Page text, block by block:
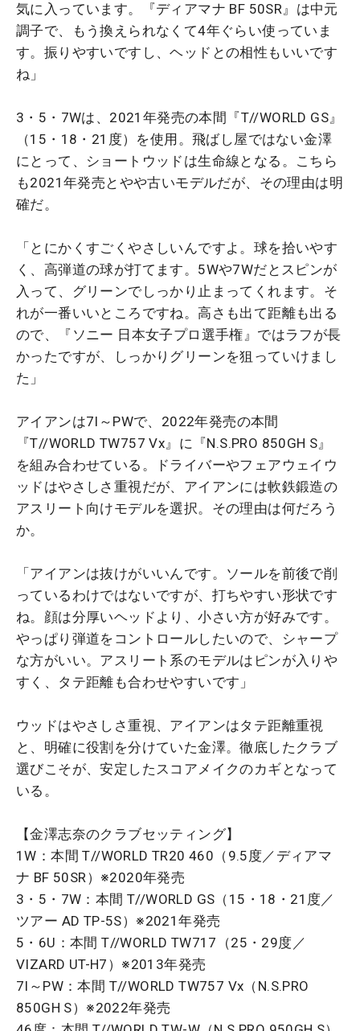
気に入っています。『ディアマナ BF 50SR』は中元
調子で、もう換えられなくて4年ぐらい使っていま
す。振りやすいですし、ヘッドとの相性もいいです
ね」
3・5・7Wは、2021年発売の本間『T//WORLD GS』
（15・18・21度）を使用。飛ばし屋ではない金澤
にとって、ショートウッドは生命線となる。こちら
も2021年発売とやや古いモデルだが、その理由は明
確だ。
「とにかくすごくやさしいんですよ。球を拾いやす
く、高弾道の球が打てます。5Wや7Wだとスピンが
入って、グリーンでしっかり止まってくれます。そ
れが一番いいところですね。高さも出て距離も出る
ので、『ソニー 日本女子プロ選手権』ではラフが長
かったですが、しっかりグリーンを狙っていけまし
た」
アイアンは7I～PWで、2022年発売の本間
『T//WORLD TW757 Vx』に『N.S.PRO 850GH S』
を組み合わせている。ドライバーやフェアウェイウ
ッドはやさしさ重視だが、アイアンには軟鉄鍛造の
アスリート向けモデルを選択。その理由は何だろう
か。
「アイアンは抜けがいいんです。ソールを前後で削
っているわけではないですが、打ちやすい形状です
ね。顔は分厚いヘッドより、小さい方が好みです。
やっぱり弾道をコントロールしたいので、シャープ
な方がいい。アスリート系のモデルはピンが入りや
すく、タテ距離も合わせやすいです」
ウッドはやさしさ重視、アイアンはタテ距離重視
と、明確に役割を分けていた金澤。徹底したクラブ
選びこそが、安定したスコアメイクのカギとなって
いる。
【金澤志奈のクラブセッティング】
1W：本間 T//WORLD TR20 460（9.5度／ディアマ
ナ BF 50SR）※2020年発売
3・5・7W：本間 T//WORLD GS（15・18・21度／
ツアー AD TP-5S）※2021年発売
5・6U：本間 T//WORLD TW717（25・29度／
VIZARD UT-H7）※2013年発売
7I～PW：本間 T//WORLD TW757 Vx（N.S.PRO
850GH S）※2022年発売